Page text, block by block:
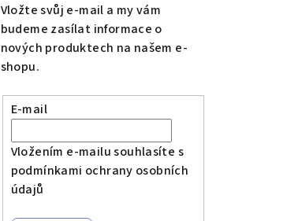
Vložte svůj e-mail a my vám
budeme zasílat informace o
nových produktech na našem e-
shopu.
E-mail
Vložením e-mailu souhlasíte s
podmínkami ochrany osobních
údajů